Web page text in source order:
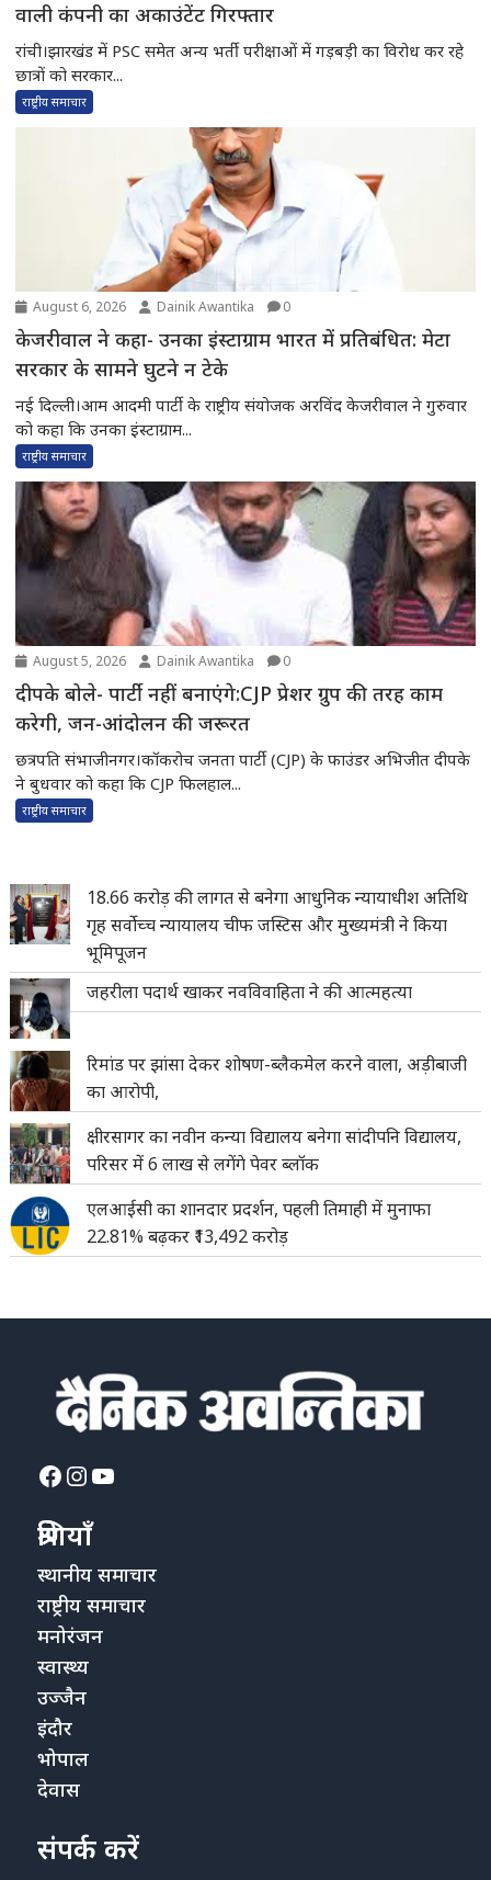
वाली कंपनी का अकाउंटेंट गिरफ्तार
रांची।झारखंड में PSC समेत अन्य भर्ती परीक्षाओं में गड़बड़ी का विरोध कर रहे
छात्रों को सरकार...
राष्ट्रीय समाचार
August 6, 2026 Dainik Awantika 0
केजरीवाल ने कहा- उनका इंस्टाग्राम भारत में प्रतिबंधित: मेटा
सरकार के सामने घुटने न टेके
नई दिल्ली।आम आदमी पार्टी के राष्ट्रीय संयोजक अरविंद केजरीवाल ने गुरुवार
को कहा कि उनका इंस्टाग्राम...
राष्ट्रीय समाचार
August 5, 2026 Dainik Awantika 0
दीपके बोले- पार्टी नहीं बनाएंगे:CJP प्रेशर ग्रुप की तरह काम
करेगी, जन-आंदोलन की जरूरत
छत्रपति संभाजीनगर।कॉकरोच जनता पार्टी (CJP) के फाउंडर अभिजीत दीपके
ने बुधवार को कहा कि CJP फिलहाल...
राष्ट्रीय समाचार
18.66 करोड़ की लागत से बनेगा आधुनिक न्यायाधीश अतिथि
गृह सर्वोच्च न्यायालय चीफ जस्टिस और मुख्यमंत्री ने किया
भूमिपूजन
जहरीला पदार्थ खाकर नवविवाहिता ने की आत्महत्या
रिमांड पर झांसा देकर शोषण-ब्लैकमेल करने वाला, अड़ीबाजी
का आरोपी,
क्षीरसागर का नवीन कन्या विद्यालय बनेगा सांदीपनि विद्यालय,
परिसर में 6 लाख से लगेंगे पेवर ब्लॉक
एलआईसी का शानदार प्रदर्शन, पहली तिमाही में मुनाफा
22.81% बढ़कर ₹13,492 करोड़
Facebook
Instagram
YouTube
श्रेणियाँ
स्थानीय समाचार
राष्ट्रीय समाचार
मनोरंजन
स्वास्थ्य
उज्जैन
इंदौर
भोपाल
देवास
संपर्क करें